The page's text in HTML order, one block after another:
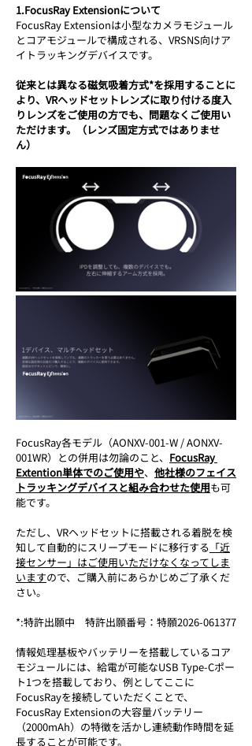
1.FocusRay Extensionについて
FocusRay Extensionは小型なカメラモジュール
とコアモジュールで構成される、VRSNS向けア
イトラッキングデバイスです。
従来とは異なる磁気吸着方式*を採用することに
より、VRヘッドセットレンズに取り付ける度入
りレンズをご使用の方でも、問題なくご使用い
ただけます。（レンズ固定方式ではありませ
ん）
FocusRay各モデル（AONXV-001-W / AONXV-
001WR）との併用は勿論のこと、 FocusRay
Extention単体でのご使用や、 他社様のフェイス
トラッキングデバイスと組み合わせた使用も可
能です。
ただし、VRヘッドセットに搭載される着脱を検
知して自動的にスリープモードに移行する 「近
接センサー」はご使用いただけなくなってしま
いますので、ご購入前にあらかじめご了承くだ
さい。
*:特許出願中　特許出願番号：特願2026-061377
情報処理基板やバッテリーを搭載しているコア
モジュールには、給電が可能なUSB Type-Cポー
ト1つを搭載しており、例としてここに
FocusRayを接続していただくことで、
FocusRay Extensionの大容量バッテリー
（2000mAh）の特徴を活かし連続動作時間を延
長することが可能です。